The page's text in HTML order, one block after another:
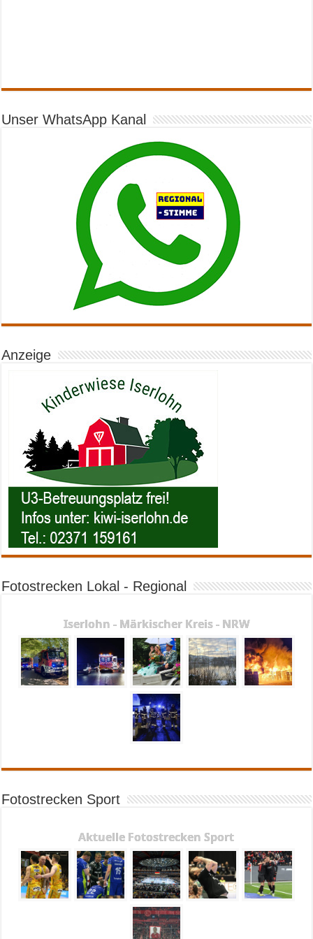
Unser WhatsApp Kanal
Anzeige
Fotostrecken Lokal - Regional
Iserlohn - Märkischer Kreis - NRW
Fotostrecken Sport
Aktuelle Fotostrecken Sport